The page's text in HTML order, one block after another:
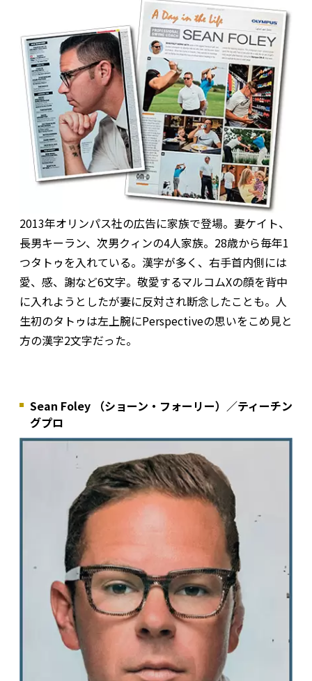
2013年オリンパス社の広告に家族で登場。妻ケイト、
長男キーラン、次男クィンの4人家族。28歳から毎年1
つタトゥを入れている。漢字が多く、右手首内側には
愛、感、謝など6文字。敬愛するマルコムXの顔を背中
に入れようとしたが妻に反対され断念したことも。人
生初のタトゥは左上腕にPerspectiveの思いをこめ見と
方の漢字2文字だった。
Sean Foley （ショーン・フォーリー）／ティーチン
グプロ